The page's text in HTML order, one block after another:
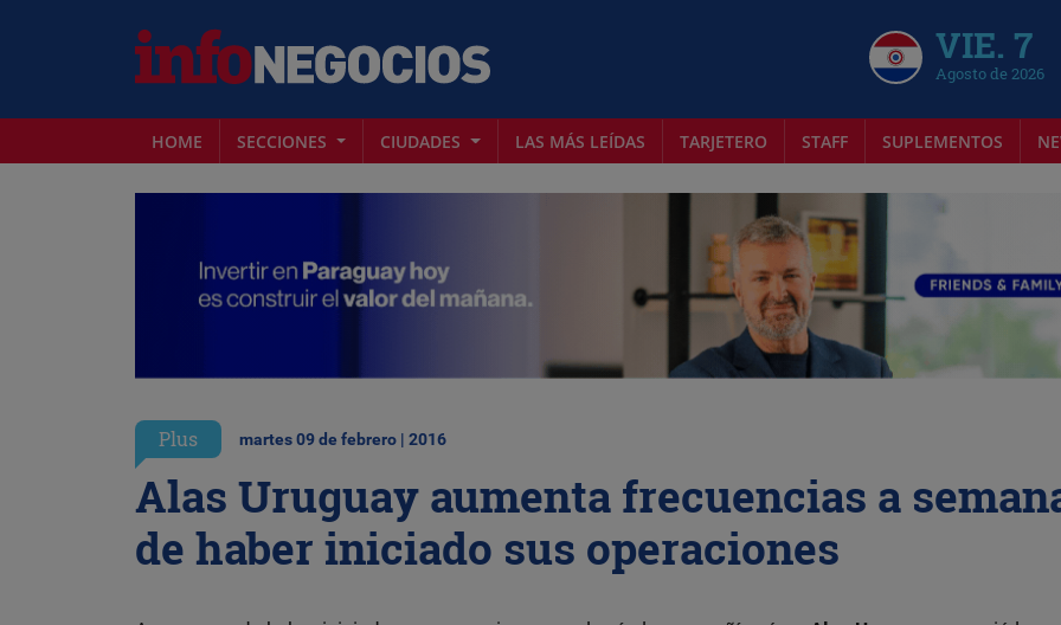
VIE. 7
Agosto de 2026
HOME SECCIONES CIUDADES LAS MÁS LEÍDAS TARJETERO STAFF SUPLEMENTOS
Plus martes 09 de febrero | 2016
Alas Uruguay aumenta frecuencias a
de haber iniciado sus operaciones